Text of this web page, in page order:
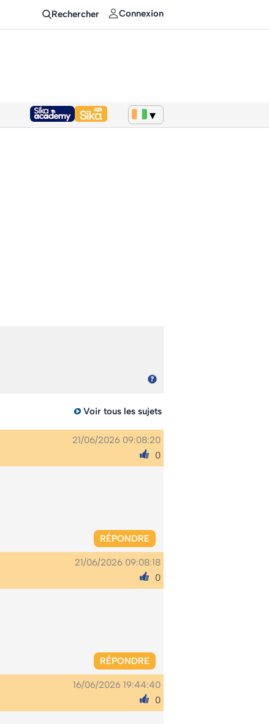
Rechercher Connexion
Voir tous les sujets
21/06/2026 09:08:20
0
RÉPONDRE
21/06/2026 09:08:18
0
RÉPONDRE
16/06/2026 19:44:40
0